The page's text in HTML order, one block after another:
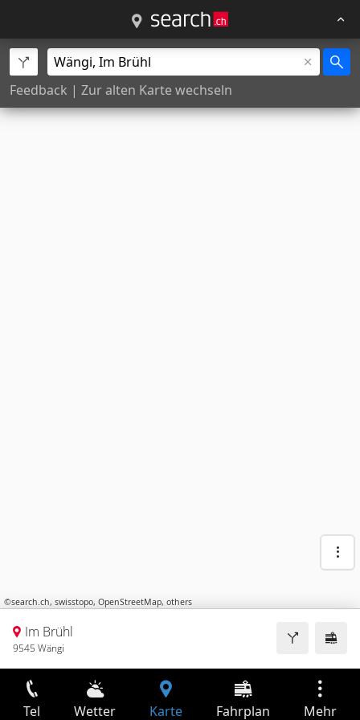
Feedback | Zur alten Karte wechseln
©search.ch, swisstopo, OpenStreetMap, others
Im Brühl
9545 Wängi
Tel Wetter Karte Fahrplan Mehr